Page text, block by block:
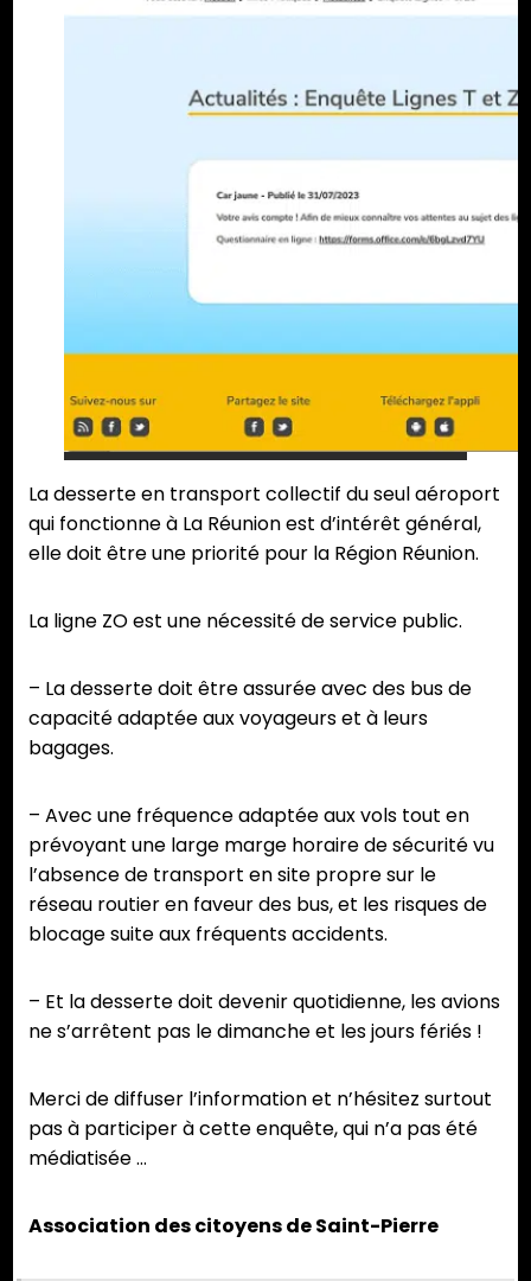
La desserte en transport collectif du seul aéroport
qui fonctionne à La Réunion est d’intérêt général,
elle doit être une priorité pour la Région Réunion.
La ligne ZO est une nécessité de service public.
– La desserte doit être assurée avec des bus de
capacité adaptée aux voyageurs et à leurs
bagages.
– Avec une fréquence adaptée aux vols tout en
prévoyant une large marge horaire de sécurité vu
l’absence de transport en site propre sur le
réseau routier en faveur des bus, et les risques de
blocage suite aux fréquents accidents.
– Et la desserte doit devenir quotidienne, les avions
ne s’arrêtent pas le dimanche et les jours fériés !
Merci de diffuser l’information et n’hésitez surtout
pas à participer à cette enquête, qui n’a pas été
médiatisée …
Association des citoyens de Saint-Pierre